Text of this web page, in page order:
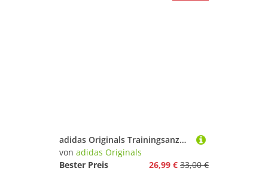
adidas Originals Trainingsanzug TEE SET (2-tlg), für Babys, 2-teilig, aus Baumwolle
von adidas Originals
Bester Preis
26,99 € 33,00 €